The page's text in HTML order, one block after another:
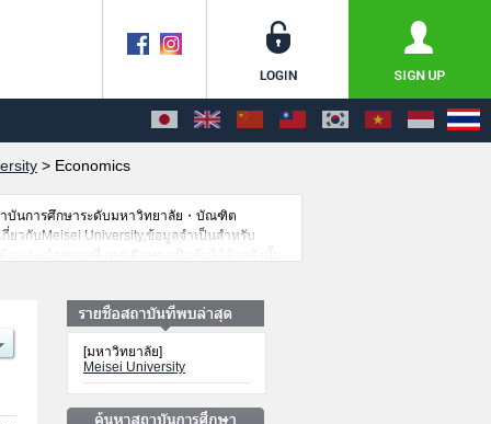
> Economics
ถาบันการศึกษาระดับมหาวิทยาลัย・บัณฑิต
วกับMeisei University,ข้อมูลจำเป็นสำหรับ
[มหาวิทยาลัย]
Meisei University